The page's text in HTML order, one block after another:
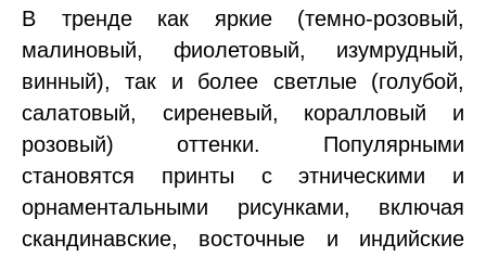
В тренде как яркие (темно-розовый,
малиновый, фиолетовый, изумрудный,
винный), так и более светлые (голубой,
салатовый, сиреневый, коралловый и
розовый) оттенки. Популярными
становятся принты с этническими и
орнаментальными рисунками, включая
скандинавские, восточные и индийские